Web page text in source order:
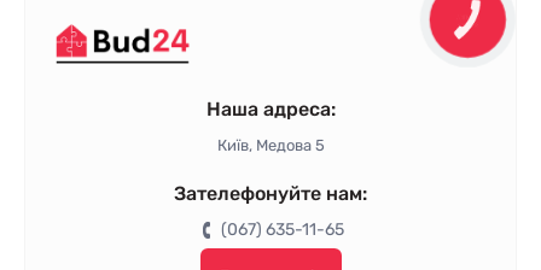
Наша адреса:
Київ, Медова 5
Зателефонуйте нам:
(067) 635-11-65
КНОПКА
ЗВ'ЯЗКУ